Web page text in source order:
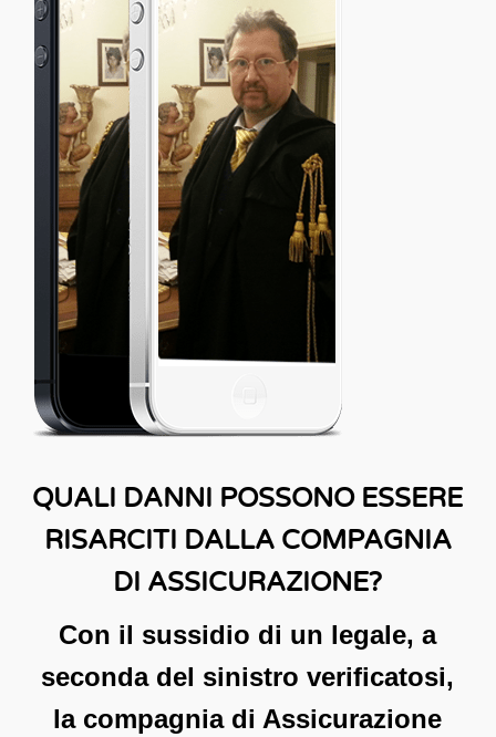
QUALI DANNI POSSONO ESSERE
RISARCITI DALLA COMPAGNIA
DI ASSICURAZIONE?
Con il sussidio di un legale, a
seconda del sinistro verificatosi,
la compagnia di Assicurazione